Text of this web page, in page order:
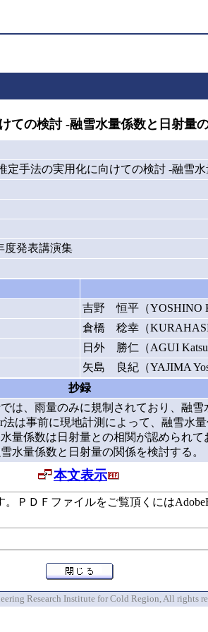
ての検討 -融雪水量係数と日射量
定手法の実用化に向けての検討 -融雪
度発表講演集
吉野 恒平（YOSHINO
倉橋 稔幸（
日外 勝仁（AGUI
矢島 良紀（YAJIMA
抄録
は、雨量のみに規制されており、融
は事前に現地計測によって、融雪水
量係数は日射量との相関が認められ
水量係数と日射量の関係を検討する。
本文表示
ＤＦファイルをご覧頂くには
Research Institute for Cold Region, All rights